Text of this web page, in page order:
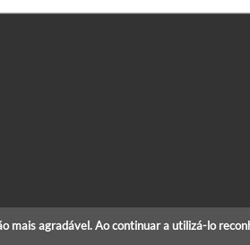
mais agradável. Ao continuar a utilizá-lo